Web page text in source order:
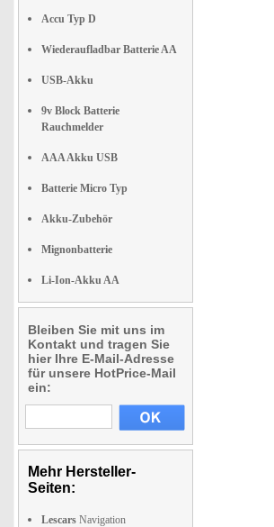
Accu Typ D
Wiederaufladbar Batterie AA
USB-Akku
9v Block Batterie
Rauchmelder
AAA Akku USB
Batterie Micro Typ
Akku-Zubehör
Mignonbatterie
Li-Ion-Akku AA
Bleiben Sie mit uns im
Kontakt und tragen Sie
hier Ihre E-Mail-Adresse
für unsere HotPrice-Mail
ein:
Mehr Hersteller-
Seiten:
Lescars Navigation